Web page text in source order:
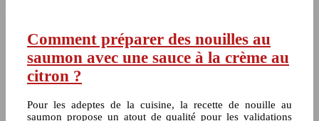
Comment préparer des nouilles au
saumon avec une sauce à la crème au
citron ?
Pour les adeptes de la cuisine, la recette de nouille au
saumon propose un atout de qualité pour les validations